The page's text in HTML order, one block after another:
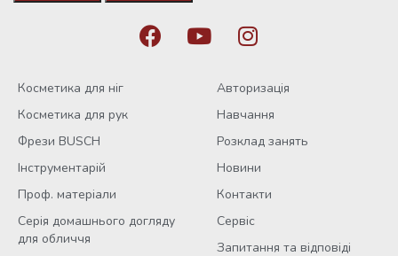
Косметика для ніг
Косметика для рук
Фрези BUSCH
Інструментарій
Проф. матеріали
Серія домашнього догляду
для обличчя
Авторизація
Навчання
Розклад занять
Новини
Контакти
Сервіс
Запитання та відповіді